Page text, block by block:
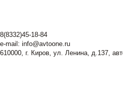
8(8332)45-18-84
e-mail: info@avtoone.ru
610000, г. Киров, ул. Ленина, д.137,